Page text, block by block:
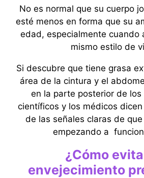
No es normal que su cuerpo
esté menos en forma que su
edad, especialmente cuando
mismo estilo de
Si descubre que tiene grasa
área de la cintura y el
en la parte posterior de los
científicos y los médicos
de las señales claras de
empezando a
¿Cómo
envejecimiento